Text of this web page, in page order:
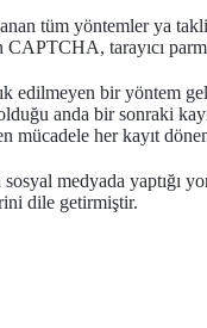
tüm yöntemler ya
tarayıcı
edilmeyen bir yöntem
anda bir sonraki
mücadele her kayıt
medyada yaptığı
dile getirmiştir.